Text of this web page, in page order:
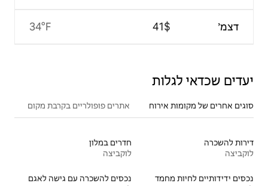
34°F
אתרים פופולריים בקרבת מקום
חדרים במלון
לוקביצה
נכסים להשכרה עם גישה לאגם